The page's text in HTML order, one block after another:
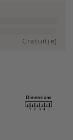
Gratuit(e)